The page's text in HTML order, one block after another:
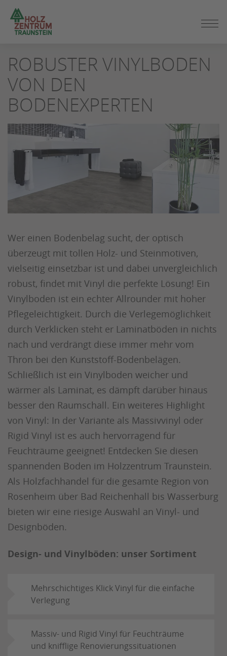
SEITENINHALT
SPRINGEN
ROBUSTER VINYLBODEN
VON DEN
BODENEXPERTEN
Wer einen Bodenbelag sucht, der optisch
überzeugt mit tollen Holz- und Steinmotiven,
vielseitig einsetzbar ist und dabei unvergleichlich
robust, findet mit Vinyl die perfekte Lösung! Ein
Vinylboden ist ein echter Allrounder mit hoher
Pflegeleichtigkeit. Durch die Verlegemöglichkeit
durch Verklicken steht er Laminatböden in nichts
nach und verdrängt diese immer mehr vom
Thron bei den Kunststoff-Bodenbelägen.
Schließlich ist ein Vinylboden weicher und
wärmer als Laminat, es dämpft darüber hinaus
besser den Raumschall. Ein weiteres Highlight
von Vinyl: In der Variante als Massivvinyl oder
Rigid Vinyl ist es auch hervorragend für
Feuchträume geeignet! Entdecken Sie diesen
spannenden Boden im Holzzentrum Traunstein.
Als Holzfachhandel für die gesamte Region von
Rosenheim über Bad Reichenhall bis Wasserburg
bieten wir eine riesige Auswahl an Vinyl- und
Designböden.
Design- und Vinylböden: unser Sortiment
Mehrschichtiges Klick Vinyl für die einfache
Verlegung
Massiv- und Rigid Vinyl für Feuchträume
und knifflige Renovierungssituationen